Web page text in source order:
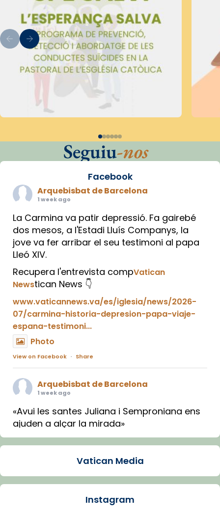
Seguiu-nos
Facebook
Arquebisbat de Barcelona
1 week ago
La Carmina va patir depressió. Fa gairebé
dos mesos, a l'Estadi Lluís Companys, la
jove va fer arribar el seu testimoni al papa
Lleó XIV.
Recupera l'entrevista compVatican
Newstican News 👇
www.vaticannews.va/es/iglesia/news/2026-
07/carmina-historia-depresion-papa-viaje-
espana-testimoni...
Photo
View on Facebook · Share
Arquebisbat de Barcelona
1 week ago
«Avui les santes Juliana i Semproniana ens
ajuden a alçar la mirada»
Mons. Sergi Gordo, bisbe de Tortosa, ha
Santes de Mataró.
🔗tinyurl.com/cvu5jmbk
Vatican Media
Instagram